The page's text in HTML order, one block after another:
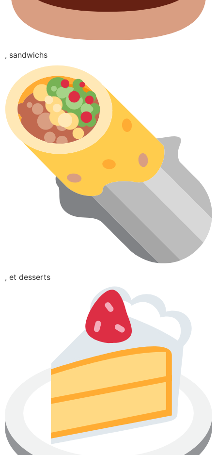
, sandwichs
, et desserts